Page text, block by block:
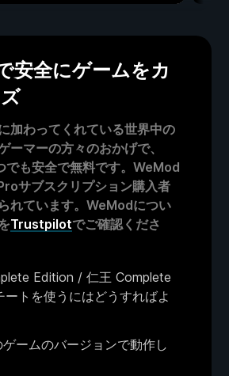
安全にゲームをカ
加わってくれている世界中の
ーマーの方々のおかげで、
でも安全で無料です。WeMod
サブスクリプション購入者
れています。WeModについ
Trustpilotでご確認くださ
Edition / 仁王 Complete
ートを使うにはどうすればよ
ームのバージョンで動作し